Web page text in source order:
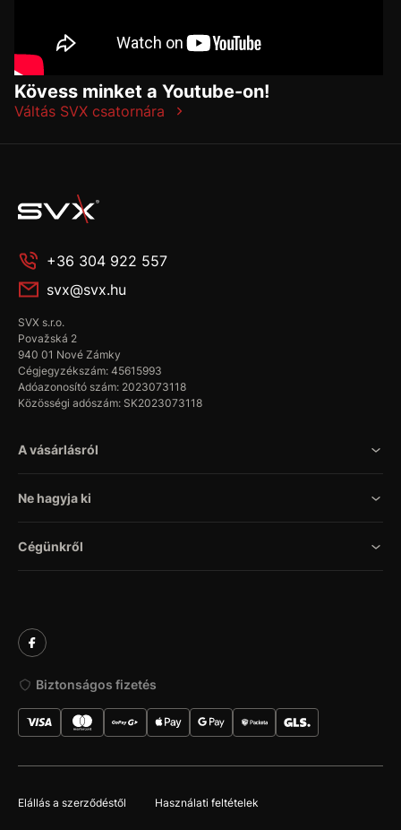
Kövess minket a Youtube-on!
Váltás SVX csatornára
+36 304 922 557
svx@svx.hu
SVX s.r.o.
Považská 2
940 01 Nové Zámky
Cégjegyzékszám: 45615993
Adóazonosító szám: 2023073118
Közösségi adószám: SK2023073118
A vásárlásról
Ne hagyja ki
Cégünkről
Biztonságos fizetés
Elállás a szerződéstől Használati feltételek